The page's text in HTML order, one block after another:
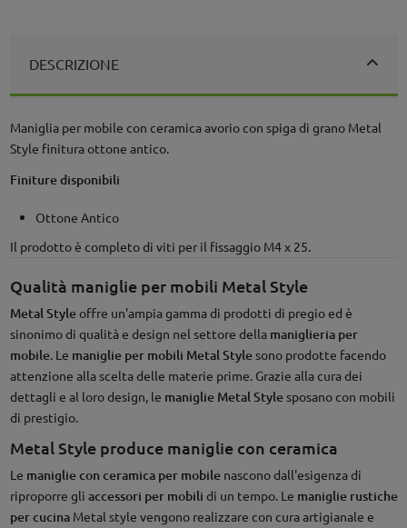
DESCRIZIONE
Maniglia per mobile con ceramica avorio con spiga di grano Metal
Style finitura ottone antico.
Finiture disponibili
Ottone Antico
Il prodotto è completo di viti per il fissaggio M4 x 25.
Qualità maniglie per mobili Metal Style
Metal Styleoffre un'ampia gamma di prodotti di pregio ed è
sinonimo di qualità e design nel settore della maniglieria per
mobile. Le maniglie per mobili Metal Stylesono prodotte facendo
attenzione alla scelta delle materie prime. Grazie alla cura dei
dettagli e al loro design, le maniglie Metal Stylesposano con mobili
di prestigio.
Metal Style produce maniglie con ceramica
Le maniglie con ceramica per mobilenascono dall'esigenza di
riproporre gli accessori per mobili di un tempo. Le maniglie rustiche
per cucinaMetal style vengono realizzare con cura artigianale e